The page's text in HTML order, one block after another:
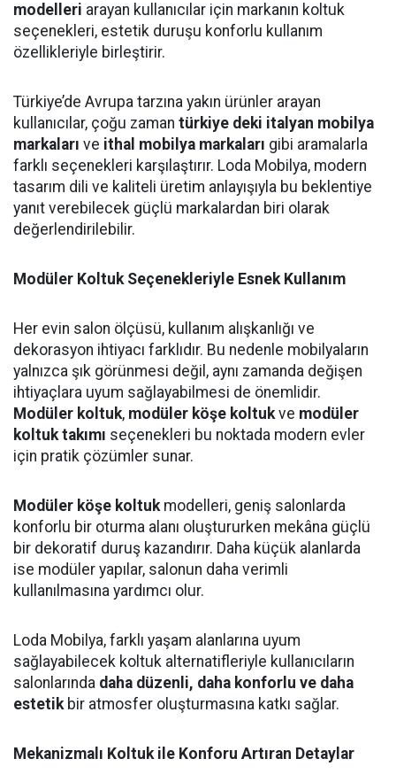
modelleri arayan kullanıcılar için markanın koltuk
seçenekleri, estetik duruşu konforlu kullanım
özellikleriyle birleştirir.
Türkiye’de Avrupa tarzına yakın ürünler arayan
kullanıcılar, çoğu zaman türkiye deki italyan mobilya
markaları ve ithal mobilya markaları gibi aramalarla
farklı seçenekleri karşılaştırır. Loda Mobilya, modern
tasarım dili ve kaliteli üretim anlayışıyla bu beklentiye
yanıt verebilecek güçlü markalardan biri olarak
değerlendirilebilir.
Modüler Koltuk Seçenekleriyle Esnek Kullanım
Her evin salon ölçüsü, kullanım alışkanlığı ve
dekorasyon ihtiyacı farklıdır. Bu nedenle mobilyaların
yalnızca şık görünmesi değil, aynı zamanda değişen
ihtiyaçlara uyum sağlayabilmesi de önemlidir.
Modüler koltuk, modüler köşe koltukve modüler
koltuk takımı seçenekleri bu noktada modern evler
için pratik çözümler sunar.
Modüler köşe koltukmodelleri, geniş salonlarda
konforlu bir oturma alanı oluştururken mekâna güçlü
bir dekoratif duruş kazandırır. Daha küçük alanlarda
ise modüler yapılar, salonun daha verimli
kullanılmasına yardımcı olur.
Loda Mobilya, farklı yaşam alanlarına uyum
sağlayabilecek koltuk alternatifleriyle kullanıcıların
salonlarında daha düzenli, daha konforlu ve daha
estetikbir atmosfer oluşturmasına katkı sağlar.
Mekanizmalı Koltuk ile Konforu Artıran Detaylar